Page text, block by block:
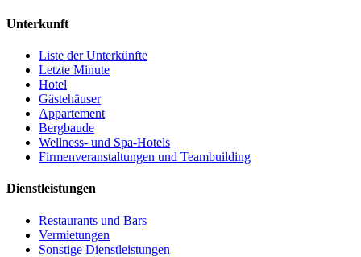
Unterkunft
Liste der Unterkünfte
Letzte Minute
Hotel
Gästehäuser
Appartement
Bergbaude
Wellness- und Spa-Hotels
Firmenveranstaltungen und Teambuilding
Dienstleistungen
Restaurants und Bars
Vermietungen
Sonstige Dienstleistungen